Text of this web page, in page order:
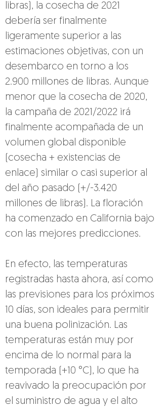
libras), la cosecha de 2021
debería ser finalmente
ligeramente superior a las
estimaciones objetivas, con un
desembarco en torno a los
2.900 millones de libras. Aunque
menor que la cosecha de 2020,
la campaña de 2021/2022 irá
finalmente acompañada de un
volumen global disponible
(cosecha + existencias de
enlace) similar o casi superior al
del año pasado (+/-3.420
millones de libras). La floración
ha comenzado en California bajo
con las mejores predicciones.
En efecto, las temperaturas
registradas hasta ahora, así como
las previsiones para los próximos
10 días, son ideales para permitir
una buena polinización. Las
temperaturas están muy por
encima de lo normal para la
temporada (+10 °C), lo que ha
reavivado la preocupación por
el suministro de agua y el alto